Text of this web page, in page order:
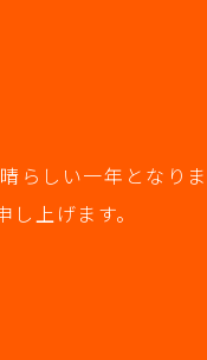
らしい一年となり
上げます。